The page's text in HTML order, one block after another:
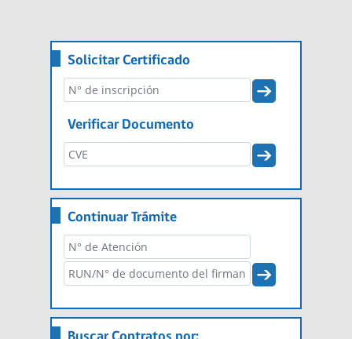
Solicitar Certificado
Verificar Documento
Continuar Trámite